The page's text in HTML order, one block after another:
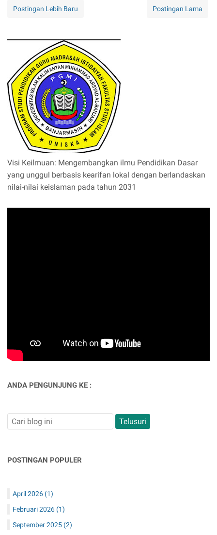
Postingan Lebih Baru Postingan Lama
Visi Keilmuan: Mengembangkan ilmu Pendidikan Dasar
yang unggul berbasis kearifan lokal dengan berlandaskan
nilai-nilai keislaman pada tahun 2031
ANDA PENGUNJUNG KE :
POSTINGAN POPULER
April 2026 (1)
Februari 2026 (1)
September 2025 (2)